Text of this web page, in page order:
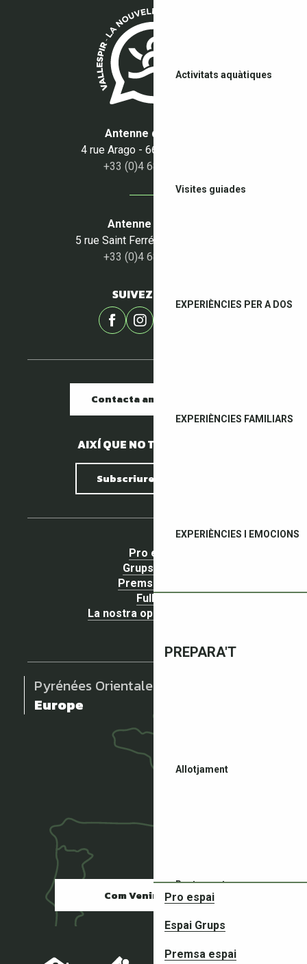
Activitats aquàtiques
Visites guiades
EXPERIÈNCIES PER A DOS
EXPERIÈNCIES FAMILIARS
EXPERIÈNCIES I EMOCIONS
PREPARA'T
Allotjament
Restaurants
Pro espai
Espai Grups
Premsa espai
Antenne du Boulou
4 rue Arago - 66160 Le Boulou
+33 (0)4 68 87 50 95
Antenne du Céret
5 rue Saint Ferréol - 66400 Céret
+33 (0)4 68 87 00 53
SUIVEZ-NOUS !
Contacta amb nosaltres
AIXÍ QUE NO TENIM PEDRES.
Subscriure al butlletí
Pro espai
Grups espai
Premsa espai
Fullets
La nostra opinió importa !
Pyrénées Orientales
Europe
Com Venir ?